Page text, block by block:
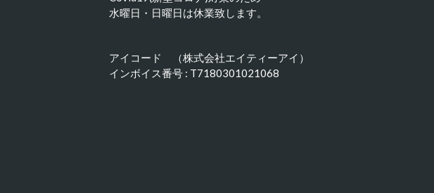
水曜日・日曜日は休業致します。
アイコード （株式会社エイティーアイ）
インボイス番号 : T7180301021068